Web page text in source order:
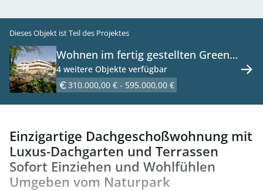
Dieses Objekt ist Teil des Projektes
Wohnen im fertig gestellten Green
Living Projekt mit Luft-Wärme-
Pumpe - zu kaufen in 2391
Kaltenleutgeben
4 weitere Objekte verfügbar
310.000,00 € - 595.000,00 €
Einzigartige Dachgeschoßwohnung mit
Luxus-Dachgarten und Terrassen
Sofort Einziehen und Wohlfühlen
Umgeben vom Naturpark